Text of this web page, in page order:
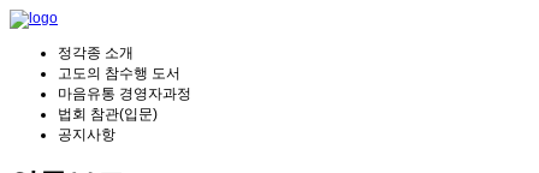
정각종 소개
고도의 참수행 도서
마음유통 경영자과정
법회 참관(입문)
공지사항